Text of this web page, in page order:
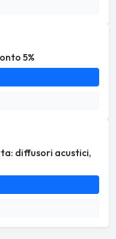
5%
diffusori acustici,